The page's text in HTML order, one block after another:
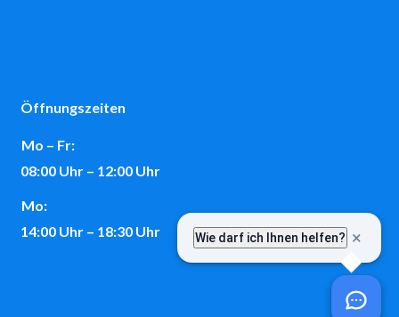
Öffnungszeiten
Mo – Fr:
08:00 Uhr – 12:00 Uhr
Mo:
14:00 Uhr – 18:30 Uhr